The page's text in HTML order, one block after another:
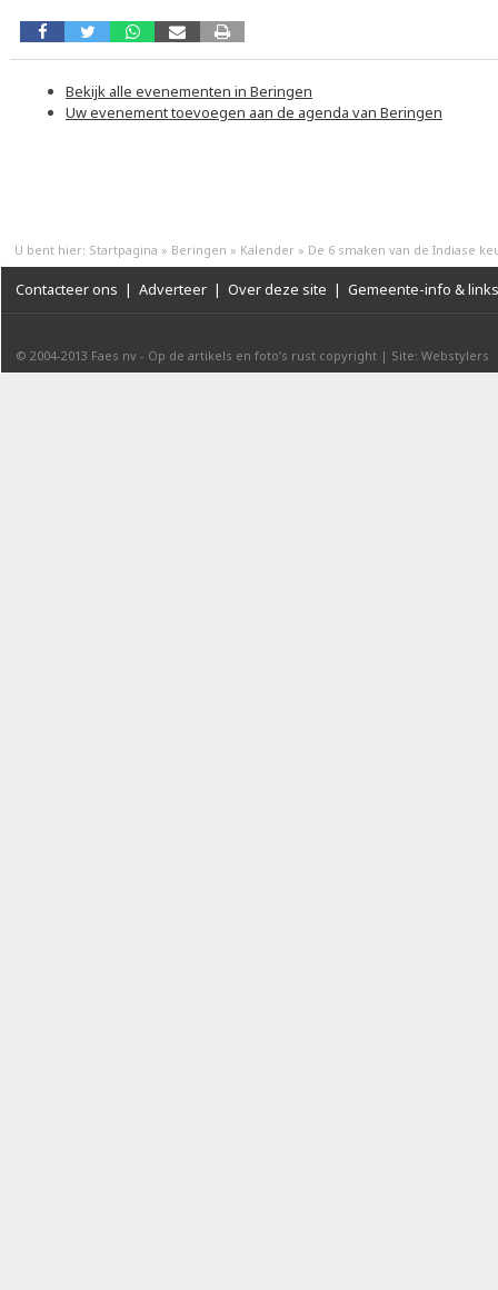
Bekijk alle evenementen in Beringen
Uw evenement toevoegen aan de agenda van Beringen
U bent hier: Startpagina » Beringen » Kalender » De 6 smaken van de Indiase
Contacteer ons | Adverteer | Over deze site | Gemeente-info & links
© 2004-2013 Faes nv - Op de artikels en foto’s rust copyright | Site: Webstylers